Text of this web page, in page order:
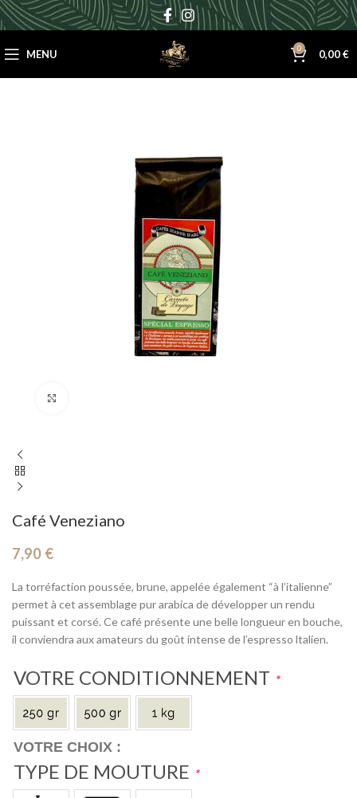
MENU 0 0,00€
Café Veneziano
7,90 €
La torréfaction poussée, brune, appelée également “à l’italienne”
permet à cet assemblage pur arabica de développer un rendu
puissant et corsé. Ce café présente une belle longueur en bouche,
il conviendra aux amateurs du goût intense de l’espresso ltalien.
VOTRE CONDITIONNEMENT *
TYPE DE MOUTURE *